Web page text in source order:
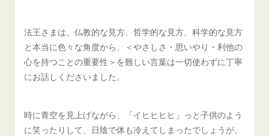
法王さまは、仏教的な見方、哲学的な見方、科学的な見方
と本当に色々な角度から、＜やさしさ・思いやり・利他の
心を持つことの重要性＞を難しい言葉は一切使わずに丁寧
にお話しくださいました。
時に青空を見上げながら、「イヒヒヒヒ」っと子供のよう
に笑ったりして、日陰で体も冷えてしまったでしょうが、